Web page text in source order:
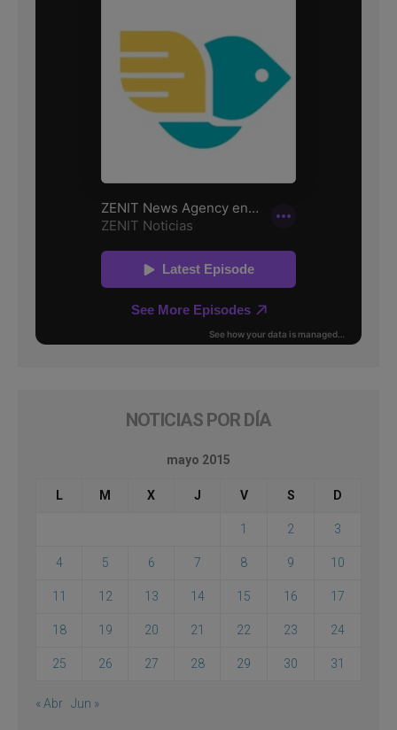
NOTICIAS POR DÍA
mayo 2015
L M X J V S D
1 2 3
4 5 6 7 8 9 10
11 12 13 14 15 16 17
18 19 20 21 22 23 24
25 26 27 28 29 30 31
« Abr Jun »